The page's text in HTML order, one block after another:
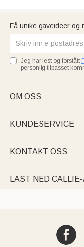
Få unike gaveideer og
Jeg har lest og forstått
personlig tilpasset
OM OSS
KUNDESERVICE
KONTAKT OSS
LAST NED